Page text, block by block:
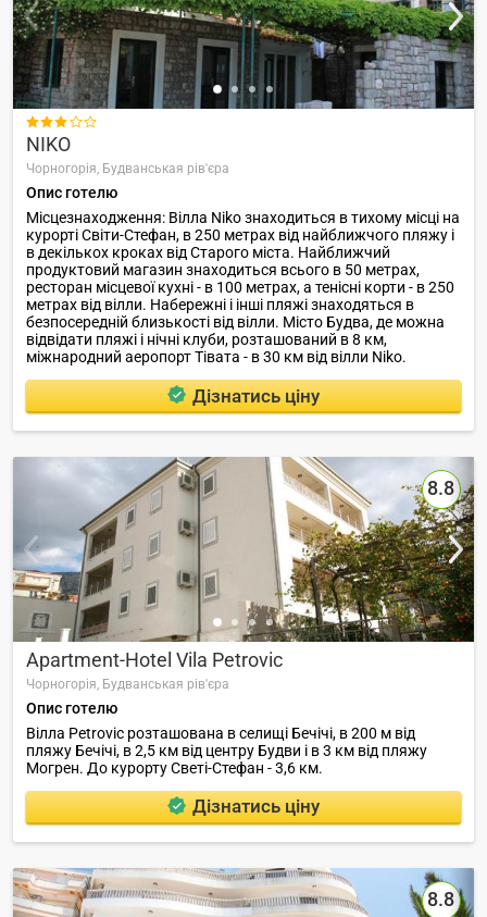

NIKO
Чорногорія, Будванськая рів'єра
Опис готелю
Місцезнаходження: Вілла Niko знаходиться в тихому місці на
курорті Світи-Стефан, в 250 метрах від найближчого пляжу і
в декількох кроках від Старого міста. Найближчий
продуктовий магазин знаходиться всього в 50 метрах,
ресторан місцевої кухні - в 100 метрах, а тенісні корти - в 250
метрах від вілли. Набережні і інші пляжі знаходяться в
безпосередній близькості від вілли. Місто Будва, де можна
відвідати пляжі і нічні клуби, розташований в 8 км,
міжнародний аеропорт Тівата - в 30 км від вілли Niko.
Дізнатись ціну
8.8
Apartment-Hotel Vila Petrovic
Чорногорія, Будванськая рів'єра
Опис готелю
Вілла Petrovic розташована в селищі Бечічі, в 200 м від
пляжу Бечічі, в 2,5 км від центру Будви і в 3 км від пляжу
Могрен. До курорту Светі-Стефан - 3,6 км.
Дізнатись ціну
8.8